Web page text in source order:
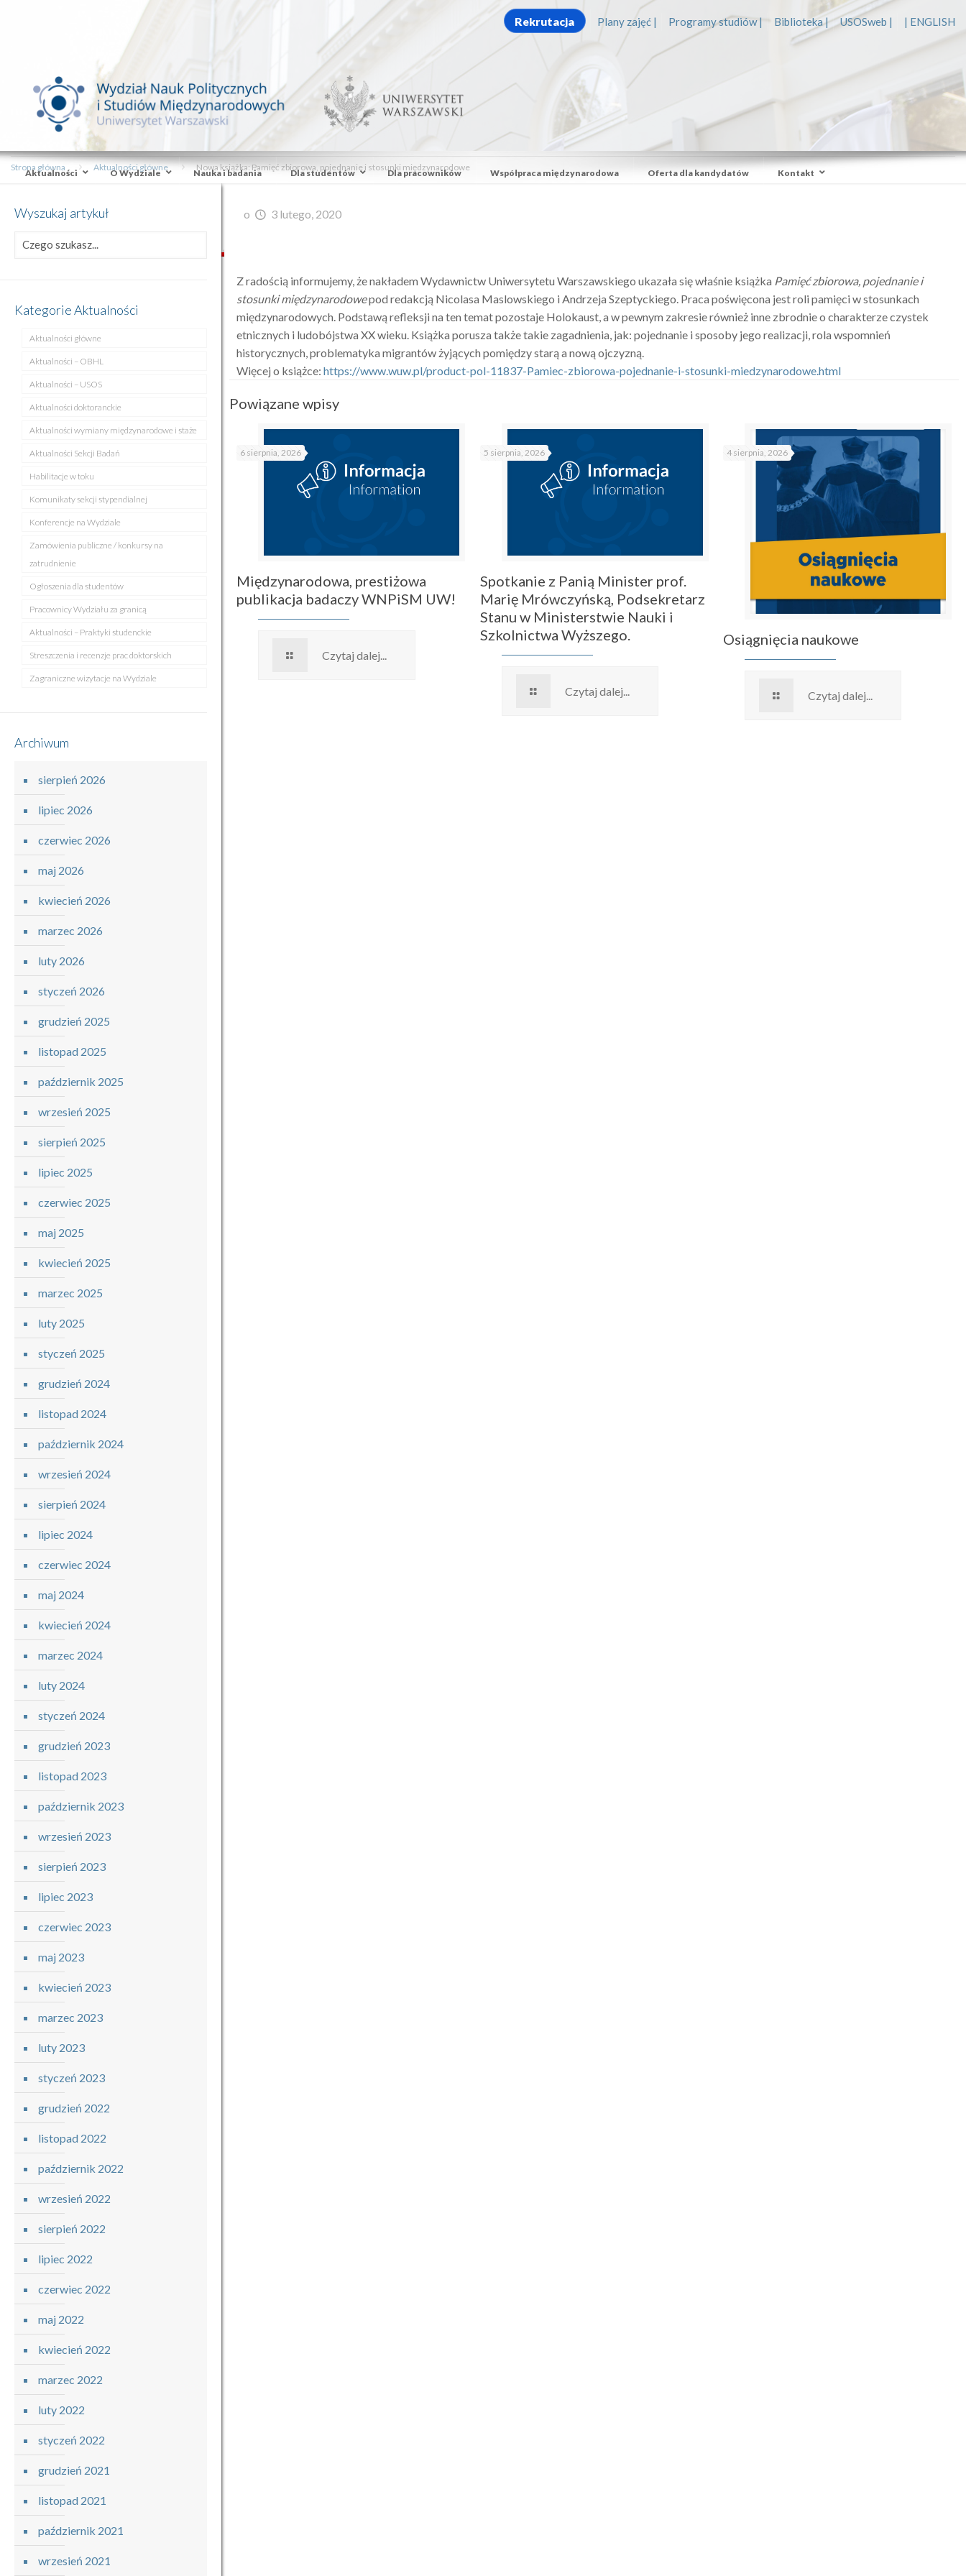
Rekrutacja Plany zajęć | Programy studiów | Biblioteka | USOSweb | | ENGLISH
Aktualności O Wydziale Nauka i badania Dla studentów Dla pracowników Współpraca międzynarodowa Oferta dla kandydatów Kontakt
Strona główna Aktualności główne Nowa książka: Pamięć zbiorowa, pojednanie i stosunki międzynarodowe
o 3 lutego, 2020
Z radością informujemy, że nakładem Wydawnictw Uniwersytetu Warszawskiego ukazała się właśnie książka Pamięć zbiorowa, pojednanie i
stosunki międzynarodowepod redakcją Nicolasa Maslowskiego i Andrzeja Szeptyckiego. Praca poświęcona jest roli pamięci w stosunkach
międzynarodowych. Podstawą refleksji na ten temat pozostaje Holokaust, a w pewnym zakresie również inne zbrodnie o charakterze czystek
etnicznych i ludobójstwa XX wieku. Książka porusza także takie zagadnienia, jak: pojednanie i sposoby jego realizacji, rola wspomnień
historycznych, problematyka migrantów żyjących pomiędzy starą a nową ojczyzną.
Więcej o książce:https://www.wuw.pl/product-pol-11837-Pamiec-zbiorowa-pojednanie-i-stosunki-miedzynarodowe.html
Powiązane wpisy
6 sierpnia, 2026
Międzynarodowa, prestiżowa
publikacja badaczy WNPiSM UW!
Czytaj dalej...
5 sierpnia, 2026
Spotkanie z Panią Minister prof.
Marię Mrówczyńską, Podsekretarz
Stanu w Ministerstwie Nauki i
Szkolnictwa Wyższego.
Czytaj dalej...
4 sierpnia, 2026
Osiągnięcia naukowe
Czytaj dalej...
Wyszukaj artykuł
Kategorie Aktualności
Aktualności główne
Aktualności – OBHL
Aktualności – USOS
Aktualności doktoranckie
Aktualności wymiany międzynarodowe i staże
Aktualności Sekcji Badań
Habilitacje w toku
Komunikaty sekcji stypendialnej
Konferencje na Wydziale
Zamówienia publiczne / konkursy na
zatrudnienie
Ogłoszenia dla studentów
Pracownicy Wydziału za granicą
Aktualności – Praktyki studenckie
Streszczenia i recenzje prac doktorskich
Zagraniczne wizytacje na Wydziale
Archiwum
sierpień 2026
lipiec 2026
czerwiec 2026
maj 2026
kwiecień 2026
marzec 2026
luty 2026
styczeń 2026
grudzień 2025
listopad 2025
październik 2025
wrzesień 2025
sierpień 2025
lipiec 2025
czerwiec 2025
maj 2025
kwiecień 2025
marzec 2025
luty 2025
styczeń 2025
grudzień 2024
listopad 2024
październik 2024
wrzesień 2024
sierpień 2024
lipiec 2024
czerwiec 2024
maj 2024
kwiecień 2024
marzec 2024
luty 2024
styczeń 2024
grudzień 2023
listopad 2023
październik 2023
wrzesień 2023
sierpień 2023
lipiec 2023
czerwiec 2023
maj 2023
kwiecień 2023
marzec 2023
luty 2023
styczeń 2023
grudzień 2022
listopad 2022
październik 2022
wrzesień 2022
sierpień 2022
lipiec 2022
czerwiec 2022
maj 2022
kwiecień 2022
marzec 2022
luty 2022
styczeń 2022
grudzień 2021
listopad 2021
październik 2021
wrzesień 2021